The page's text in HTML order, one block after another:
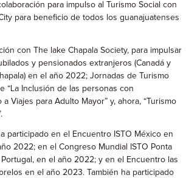
para impulso al Turismo Social con
para beneficio de todos los guanajuatenses
con The lake Chapala Society, para impulsar
y pensionados extranjeros (Canadá y
en el año 2022; Jornadas de Turismo
“La Inclusión de las personas con
a Viajes para Adulto Mayor” y, ahora, “Turismo
participado en el Encuentro ISTO México en
2022; en el Congreso Mundial ISTO Ponta
Portugal, en el año 2022; y en el Encuentro las
en el año 2023. También ha participado